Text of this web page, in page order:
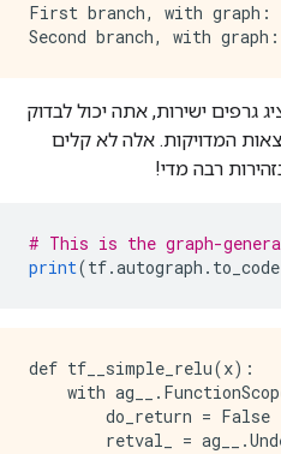
First branch, with graph:
ישירות, אתה יכול לבדוק
המדויקות. אלה לא קלים
רבה מדי!
# This is the graph-
print(tf.autograph . to_code
def tf__simple_relu(x):
with
        do_return = False
retval_ =